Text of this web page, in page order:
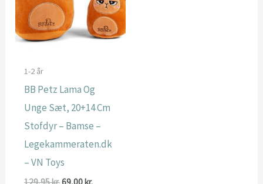
1-2 år
BB Petz Lama Og
Unge Sæt, 20+14 Cm
Stofdyr – Bamse –
Legekammeraten.dk
– VN Toys
Den
Den